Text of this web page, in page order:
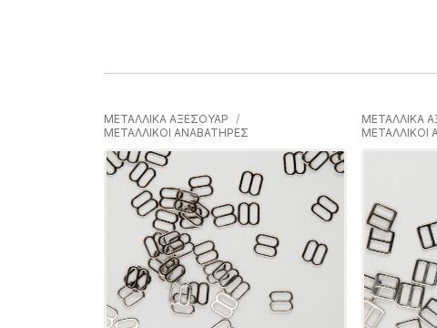
ΜΕΤΑΛΛΙΚΑ ΑΞΕΣΟΥΑΡ
ΜΕΤΑΛΛΙΚΟΙ ΑΝΑΒΑΤΗΡΕΣ
ΜΕΤΑΛΛΙΚΑ
ΜΕΤΑΛΛΙΚΟΙ